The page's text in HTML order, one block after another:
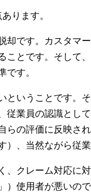
ります。
です。カスタマ
とです。そして
す。
いうことです。
業員の認識とし
の評価に反映さ
、当然ながら従
クレーム対応に
使用者が悪いので